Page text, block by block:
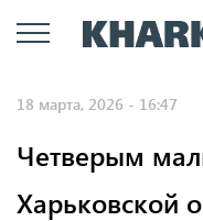
18 марта, 2026 - 16:47
Четверым
Харьковской